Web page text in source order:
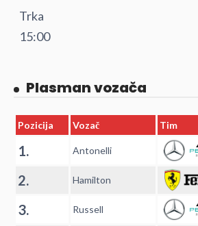
Trka
15:00
Plasman vozača
Pozicija Vozač Tim
1. Antonelli
2. Hamilton
3. Russell